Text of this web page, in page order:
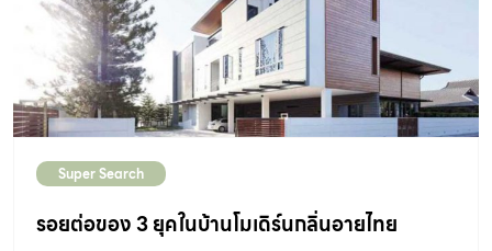
ว่ากัน แต่คนเหล่านั้นไม่ได้เป็นคนอยู่ พอเราเข้าไปอยู่จริงก็ไม่ได้
ประโยชน์ใช้สอยอย่างที่ต้องการ ไปเน้นทำประตูบานใหญ่ๆ ทำ
หน้าบ้านแบบคนไทย ทำให้เสียพื้นที่ในบ้านไปเปล่าๆ หรือเน้นทำ
ห้องรับแขกใหญ่ๆ แต่ความจริงเราไม่ได้รับแขกที่จะต้องนั่งกัน
ทำอาหาร แต่ครัวของบ้านเก่าทำให้รู้สึกไม่สะดวกเลย พอจะ
สร้างบ้านใหม่จึงขอคิดเรื่องครัวเป็นอันดับแรก” คุณเปียทิพย์
Super Search
รอยต่อของ 3 ยุคในบ้านโมเดิร์นกลิ่นอายไทย